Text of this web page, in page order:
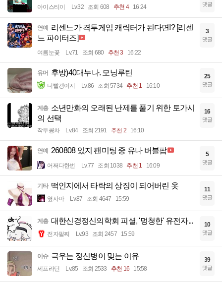
아이스티이 Lv.32 조회 608 추천 4 16:24 댓글
연예 리센느가 격투게임 캐릭터가 된다면!? [리센
느 파이터즈]
여름눈꽃 Lv.71 조회 680 추천 3 16:22
3
댓글
유머 후방)40대누나. 모닝루틴
너빨갱이지 Lv.86 조회 5734 추천 1 16:10
25
댓글
계층 소년만화의 오래된 난제를 풀기 위한 토가시
의 선택
작두콩차 Lv.84 조회 2191 추천 2 16:10
16
댓글
연예 260808 있지 팬미팅 중 유나 버블팝
어쩌다한번 Lv.77 조회 1038 추천 1 16:09
5
댓글
기타 떡인지에서 타락의 상징이 되어버린 옷
옆사마 Lv.87 조회 4647 15:59
11
댓글
계층 대한신경정신의학회 피셜, '멍청한' 유전자...
전자팔찌 Lv.93 조회 2457 15:59
10
댓글
이슈 극우는 정신병이 맞는 이유
세프라딘 Lv.85 조회 2533 추천 16 15:58
39
댓글